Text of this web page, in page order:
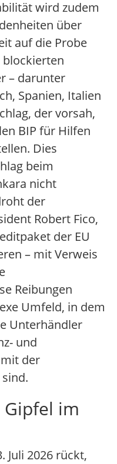
wird zudem
über
auf die Probe
blockierten
– darunter
Spanien, Italien
der vorsah,
BIP für Hilfen
Dies
beim
nicht
der
Robert Fico,
der EU
– mit Verweis
Reibungen
Umfeld, in dem
Unterhändler
und
der
im
Juli 2026 rückt,